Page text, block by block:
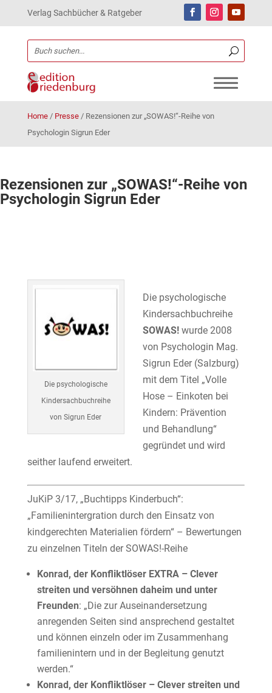
Verlag Sachbücher & Ratgeber
Home/ Presse/ Rezensionen zur „SOWAS!“-Reihe von
Psychologin Sigrun Eder
Rezensionen zur „SOWAS!“-Reihe von
Psychologin Sigrun Eder
Die psychologische
Kindersachbuchreihe
von Sigrun Eder
Die psychologische
Kindersachbuchreihe
SOWAS!wurde 2008
von Psychologin Mag.
Sigrun Eder (Salzburg)
mit dem Titel „Volle
Hose – Einkoten bei
Kindern: Prävention
und Behandlung“
gegründet und wird
seither laufend erweitert.
JuKiP 3/17, „Buchtipps Kinderbuch“:
„Familienintergration durch den Einsatz von
kindgerechten Materialien fördern“ – Bewertungen
zu einzelnen Titeln der SOWAS!-Reihe
Konrad, der Konfliktlöser EXTRA – Clever
streiten und versöhnen daheim und unter
Freunden: „Die zur Auseinandersetzung
anregenden Seiten sind ansprechend gestaltet
und können einzeln oder im Zusammenhang
familienintern und in der Begleitung genutzt
werden.“
Konrad, der Konfliktlöser – Clever streiten und